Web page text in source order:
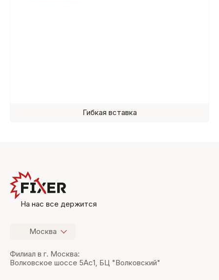
Гибкая вставка
На нас все держится
Москва
Филиал в г. Москва:
Волковское шоссе 5Ас1, БЦ "Волковский"